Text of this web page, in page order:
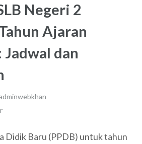
Negeri 2
Ajaran
dan
Didik Baru (PPDB) untuk tahun